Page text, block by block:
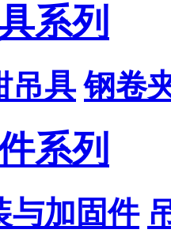
系列
吊具 钢卷
系列
与加固件